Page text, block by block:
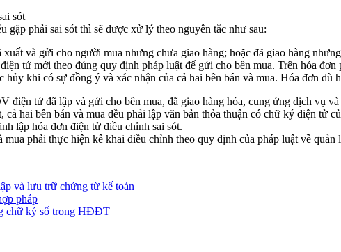
sót
gặp phải sai sót thì sẽ được xử lý theo nguyên tắc như sau:
và gửi cho người mua nhưng chưa giao hàng; hoặc đã giao hàng
điện tử mới theo đúng quy định pháp luật để gửi cho bên mua. Trên hóa
hủy khi có sự đồng ý và xác nhận của cả hai bên bán và mua. Hóa đơn
điện tử đã lập và gửi cho bên mua, đã giao hàng hóa, cung ứng dịch vụ và
cả hai bên bán và mua đều phải lập văn bản thỏa thuận có chữ ký điện tử
lập hóa đơn điện tử điều chỉnh sai sót.
mua phải thực hiện kê khai điều chỉnh theo quy định của pháp luật về
và lưu trữ chứng từ kế toán
pháp
chữ ký số trong HĐĐT